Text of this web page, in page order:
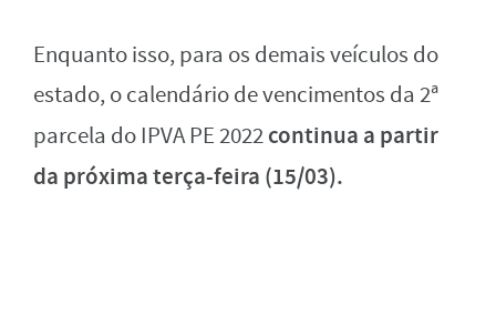
Enquanto isso, para os demais veículos do
estado, o calendário de vencimentos da 2ª
parcela do IPVA PE 2022continua a partir
da próxima terça-feira (15/03).